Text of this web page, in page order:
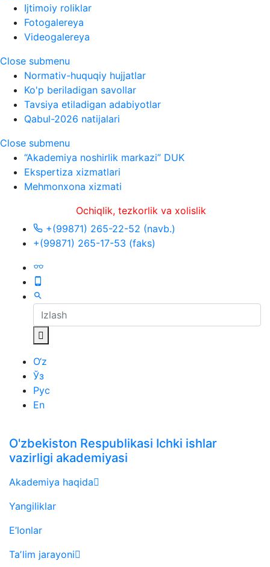
Ijtimoiy roliklar
Fotogalereya
Videogalereya
Close submenu
Normativ-huquqiy hujjatlar
Ko'p beriladigan savollar
Tavsiya etiladigan adabiyotlar
Qabul-2026 natijalari
Close submenu
“Akademiya noshirlik markazi” DUK
Ekspertiza xizmatlari
Mehmonxona xizmati
Ochiqlik, tezkorlik va xolislik
+(99871) 265-22-52 (navb.)
+(99871) 265-17-53 (faks)
O‘z
Ўз
Рус
En
O'zbekiston Respublikasi Ichki ishlar
vazirligi akademiyasi
Akademiya haqida
Yangiliklar
E’lonlar
Taʼlim jarayoni